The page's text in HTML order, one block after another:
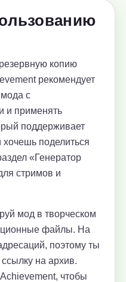
копию
рекомендует
с
и применять
поддерживает
поделиться
«Генератор
стримов и
мод в творческом
файлы. На
поэтому ты
на архив.
чтобы